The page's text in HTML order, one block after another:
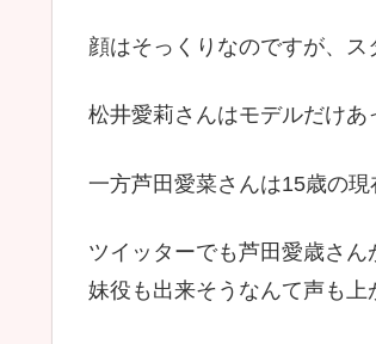
顔はそっくりなのですが、ス
松井愛莉さんはモデルだけあ
一方芦田愛菜さんは15歳の
ツイッターでも芦田愛歳さ
妹役も出来そうなんて声も上